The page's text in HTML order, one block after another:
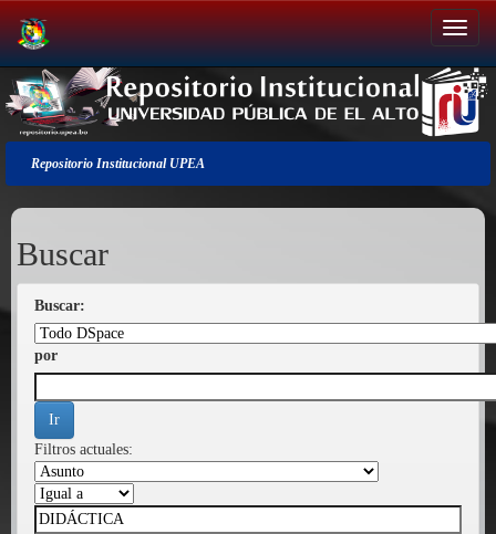
Salir
de
la
navegación
Repositorio Institucional UPEA
Buscar
Buscar:
por
Filtros actuales: